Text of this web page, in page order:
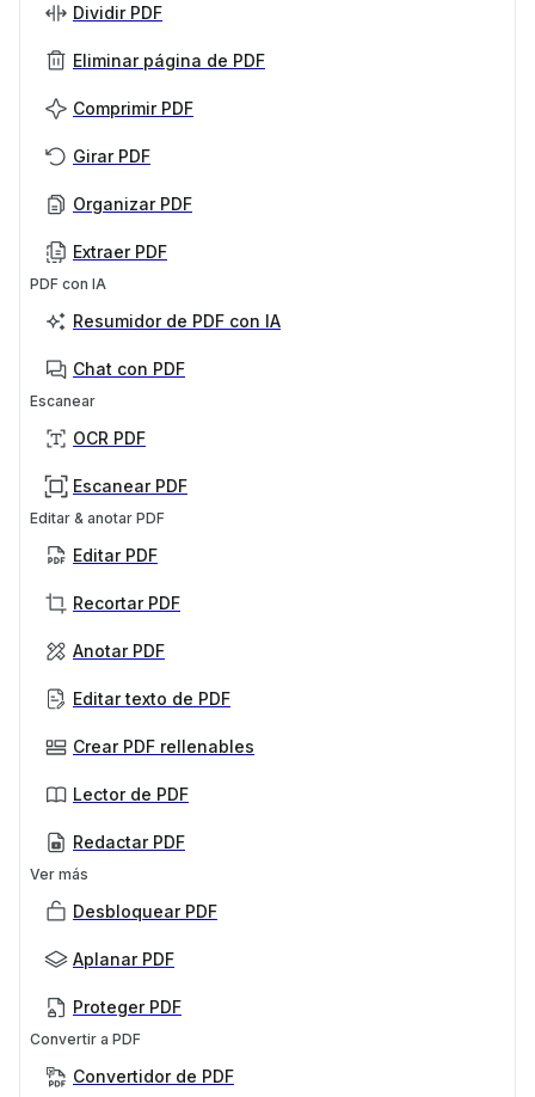
Dividir PDF
Eliminar página de PDF
Comprimir PDF
Girar PDF
Organizar PDF
Extraer PDF
PDF con IA
Resumidor de PDF con IA
Chat con PDF
Escanear
OCR PDF
Escanear PDF
Editar & anotar PDF
Editar PDF
Recortar PDF
Anotar PDF
Editar texto de PDF
Crear PDF rellenables
Lector de PDF
Redactar PDF
Ver más
Desbloquear PDF
Aplanar PDF
Proteger PDF
Convertir a PDF
Convertidor de PDF